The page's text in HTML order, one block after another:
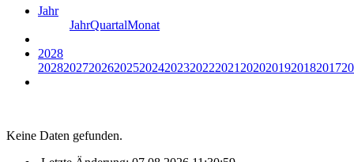
Jahr
JahrQuartalMonat
2028
20282027202620252024202320222021 2020201920182017
Keine Daten gefunden.